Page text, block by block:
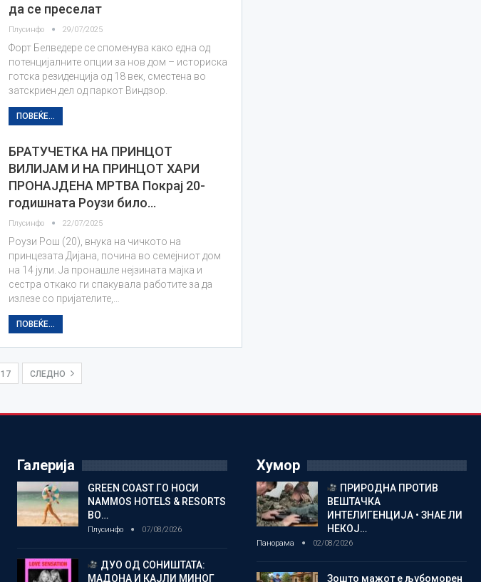
да се преселат
Плусинфо 29/07/2025
Форт Белведере се споменува како една од
потенцијалните опции за нов дом – историска
готска резиденција од 18 век, сместена во
затскриен дел од паркот Виндзор.
ПОВЕЌЕ...
БРАТУЧЕТКА НА ПРИНЦОТ
ВИЛИЈАМ И НА ПРИНЦОТ ХАРИ
ПРОНАЈДЕНА МРТВА Покрај 20-
годишната Роузи било…
Плусинфо 22/07/2025
Роузи Рош (20), внука на чичкото на
принцезата Дијана, почина во семејниот дом
на 14 јули. Ја пронашле нејзината мајка и
сестра откако ги спакувала работите за да
излезе со пријателите,…
ПОВЕЌЕ...
17 СЛЕДНО
Галерија
GREEN COAST ГО НОСИ
NAMMOS HOTELS & RESORTS
ВО…
Плусинфо 07/08/2026
ДУО ОД СОНИШТАТА:
МАДОНА И КАЈЛИ МИНОГ
Хумор
ПРИРОДНА ПРОТИВ
ВЕШТАЧКА
ИНТЕЛИГЕНЦИЈА • ЗНАЕ ЛИ
НЕКОЈ…
Панорама 02/08/2026
Зошто мажот е љубоморен